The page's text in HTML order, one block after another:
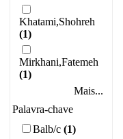
Khatami,Shohreh
(1)
Mirkhani,Fatemeh
(1)
Mais...
Palavra-chave
Balb/c (1)